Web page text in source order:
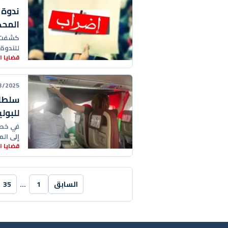
كشفت
قضايا
00:46:00
في
إلى
قضايا
السابق 1
…
35